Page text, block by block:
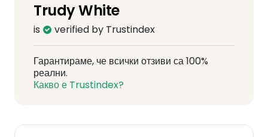
Trudy White
is verified by Trustindex
Гарантираме, че всички отзиви са 100%
реални.
Какво е Trustindex?